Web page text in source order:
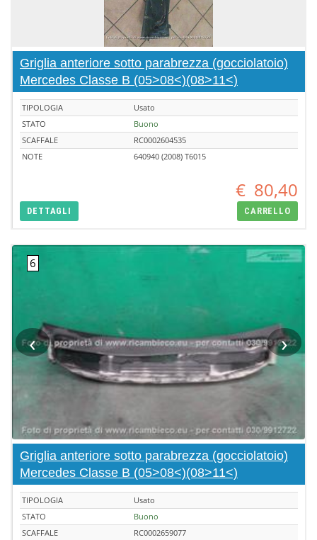
Griglia anteriore sotto parabrezza (gocciolatoio)
Mercedes Classe B (05>08<)(08>11<)
TIPOLOGIA
Usato
STATO
Buono
SCAFFALE
RC0002604535
NOTE
640940 (2008) T6015
€ 80,40
DETTAGLI CARRELLO
‹ ›
Griglia anteriore sotto parabrezza (gocciolatoio)
Mercedes Classe B (05>08<)(08>11<)
TIPOLOGIA
Usato
STATO
Buono
SCAFFALE
RC0002659077